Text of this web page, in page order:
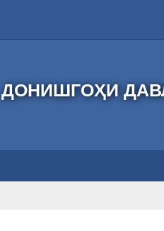
ДОНИШГОҲИ